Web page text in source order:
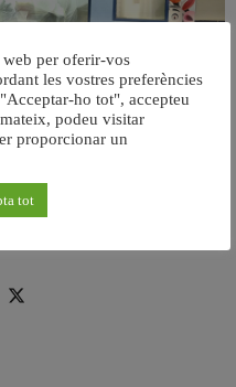
i instal·larà aire condicionat a totes
per oferir-vos
les vostres preferències
ho tot", accepteu
podeu visitar
proporcionar un
tot